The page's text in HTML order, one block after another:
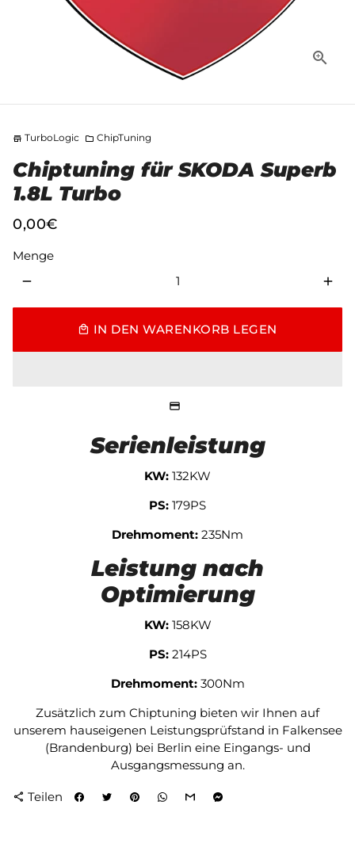
store TurboLogic folder ChipTuning
Chiptuning für SKODA Superb
1.8L Turbo
0,00€
Menge
remove add
local_mall IN DEN WARENKORB LEGEN
Serienleistung
KW: 132KW
PS: 179PS
Drehmoment: 235Nm
Leistung nach
Optimierung
KW: 158KW
PS: 214PS
Drehmoment: 300Nm
Zusätzlich zum Chiptuning bieten wir Ihnen auf
unserem hauseigenen Leistungsprüfstand in Falkensee
(Brandenburg) bei Berlin eine Eingangs- und
Ausgangsmessung an.
share Teilen